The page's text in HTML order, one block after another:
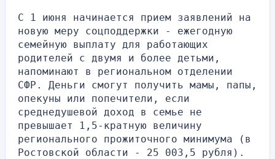
С 1 июня начинается прием заявлений на
новую меру соцподдержки - ежегодную
семейную выплату для работающих
родителей с двумя и более детьми,
напоминают в региональном отделении
СФР. Деньги смогут получить мамы, папы,
опекуны или попечители, если
среднедушевой доход в семье не
превышает 1,5-кратную величину
регионального прожиточного минимума (в
Ростовской области - 25 003,5 рубля).